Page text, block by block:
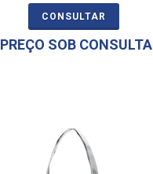
CONSULTAR
PREÇO SOB CONSULTA